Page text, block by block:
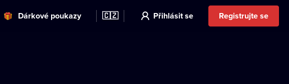
Dárkové poukazy 🇨🇿 Přihlásit se Registrujte se